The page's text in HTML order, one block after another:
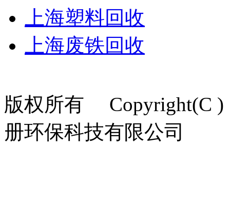
上海塑料回收
上海废铁回收
版权所有 Copyright(C
册环保科技有限公司